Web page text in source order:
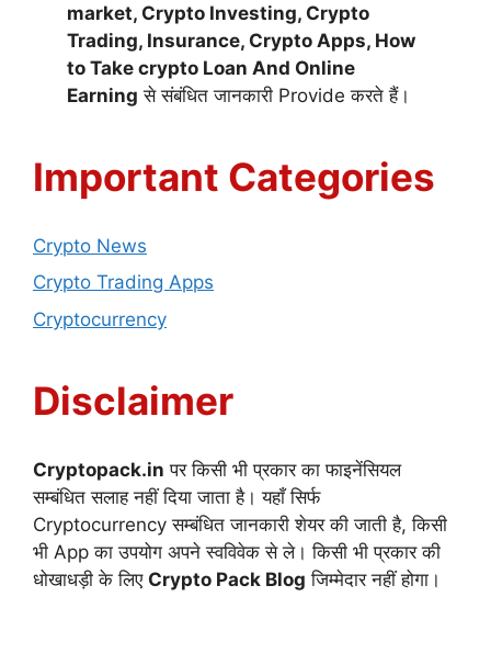
market, Crypto Investing, Crypto
Trading, Insurance, Crypto Apps, How
to Take crypto Loan And Online
Earning से संबंधित जानकारी Provide करते हैं।
Important Categories
Crypto News
Crypto Trading Apps
Cryptocurrency
Disclaimer
Cryptopack.in पर किसी भी प्रकार का फाइनेंसियल
सम्बंधित सलाह नहीं दिया जाता है। यहाँ सिर्फ
Cryptocurrency सम्बंधित जानकारी शेयर की जाती है, किसी
भी App का उपयोग अपने स्वविवेक से ले। किसी भी प्रकार की
धोखाधड़ी के लिए Crypto Pack Blog जिम्मेदार नहीं होगा।